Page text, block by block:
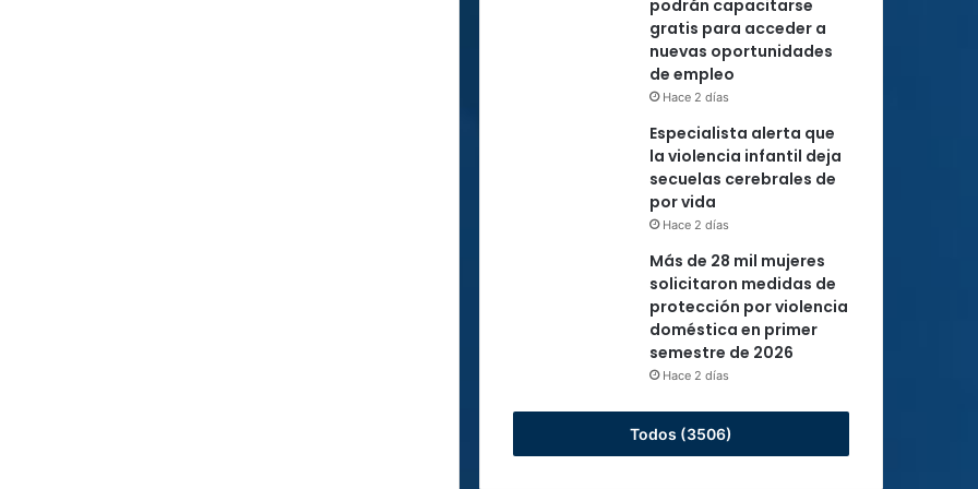
podrán capacitarse
gratis para acceder a
nuevas oportunidades
de empleo
Hace 2 días
Especialista alerta que
la violencia infantil deja
secuelas cerebrales de
por vida
Hace 2 días
Más de 28 mil mujeres
solicitaron medidas de
protección por violencia
doméstica en primer
semestre de 2026
Hace 2 días
Todos (3506)